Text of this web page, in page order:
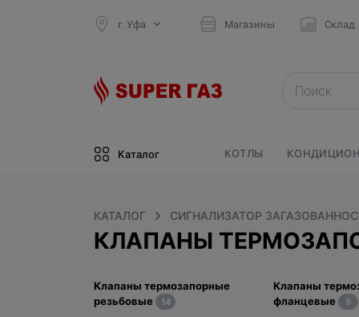
г. Уфа Магазины Склад
Каталог КОТЛЫ
КАТАЛОГ СИГНАЛИЗАТОР
КЛАПАНЫ
Клапаны термозапорные
резьбовые 14
Клапаны
фланцевые
5